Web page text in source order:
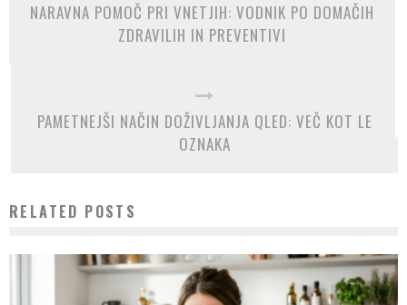
NARAVNA POMOČ PRI VNETJIH: VODNIK PO DOMAČIH
ZDRAVILIH IN PREVENTIVI
PAMETNEJŠI NAČIN DOŽIVLJANJA QLED: VEČ KOT LE
OZNAKA
RELATED POSTS